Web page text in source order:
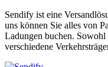
Sendify ist eine
uns können Sie alles von
Ladungen buchen.
verschiedene